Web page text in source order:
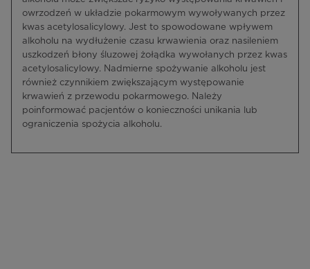
owrzodzeń w układzie pokarmowym wywoływanych przez
kwas acetylosalicylowy. Jest to spowodowane wpływem
alkoholu na wydłużenie czasu krwawienia oraz nasileniem
uszkodzeń błony śluzowej żołądka wywołanych przez kwas
acetylosalicylowy. Nadmierne spożywanie alkoholu jest
również czynnikiem zwiększającym występowanie
krwawień z przewodu pokarmowego. Należy
poinformować pacjentów o konieczności unikania lub
ograniczenia spożycia alkoholu.